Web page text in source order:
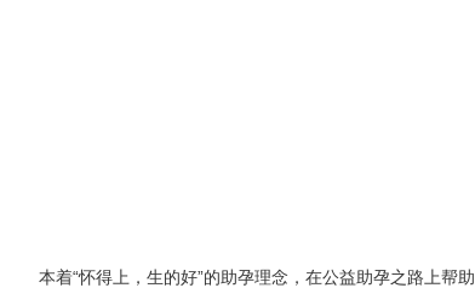
本着“怀得上，生的好”的助孕理念，在公益助孕之路上